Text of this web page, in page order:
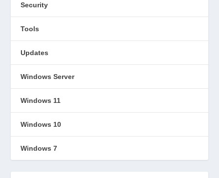
Security
Tools
Updates
Windows Server
Windows 11
Windows 10
Windows 7